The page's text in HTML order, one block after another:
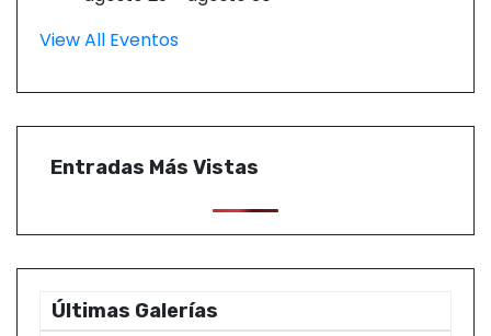
View All Eventos
Entradas Más Vistas
Últimas Galerías